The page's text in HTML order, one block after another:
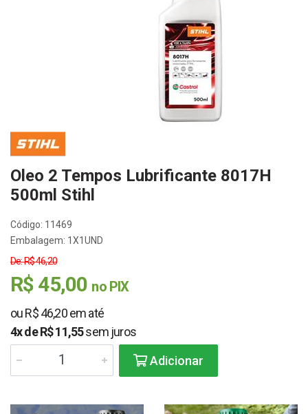
Oleo 2 Tempos Lubrificante 8017H
500ml Stihl
Código: 11469
Embalagem: 1X1UND
De: R$ 46,20
R$ 45,00 no PIX
ou R$ 46,20 em até
4x de R$ 11,55sem juros
Adicionar